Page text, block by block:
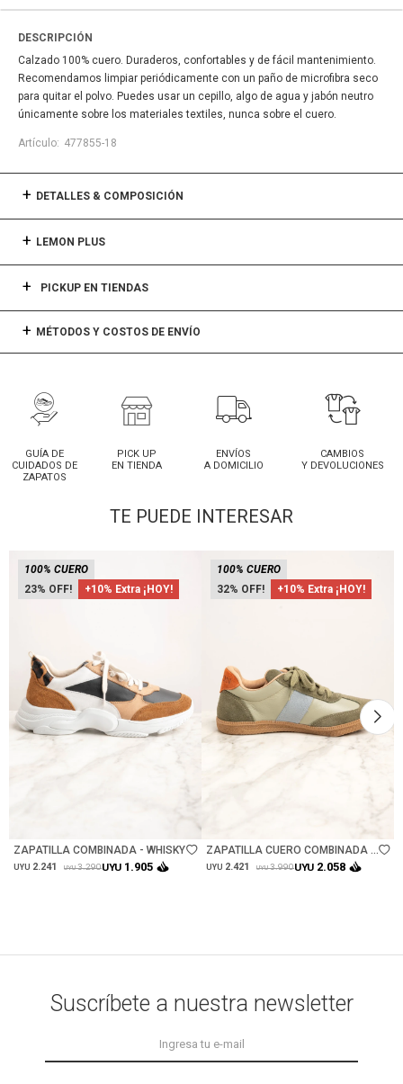
DESCRIPCIÓN
Calzado 100% cuero. Duraderos, confortables y de fácil mantenimiento.
Recomendamos limpiar periódicamente con un paño de microfibra seco
para quitar el polvo. Puedes usar un cepillo, algo de agua y jabón neutro
únicamente sobre los materiales textiles, nunca sobre el cuero.
477855-18
DETALLES & COMPOSICIÓN
LEMON PLUS
PICKUP EN TIENDAS
MÉTODOS Y COSTOS DE ENVÍO
GUÍA DE
CUIDADOS DE
ZAPATOS
PICK UP
EN TIENDA
ENVÍOS
A DOMICILIO
CAMBIOS
Y DEVOLUCIONES
TE PUEDE INTERESAR
23 +10% Extra ¡HOY!
100% CUERO
ZAPATILLA COMBINADA - WHISKY
UYU 2.241 UYU 3.290UYU 1.905
32 +10% Extra ¡HOY!
100% CUERO
ZAPATILLA CUERO COMBINADA -
SAFARI
UYU 2.421 UYU 3.990UYU 2.058
Suscríbete a nuestra newsletter